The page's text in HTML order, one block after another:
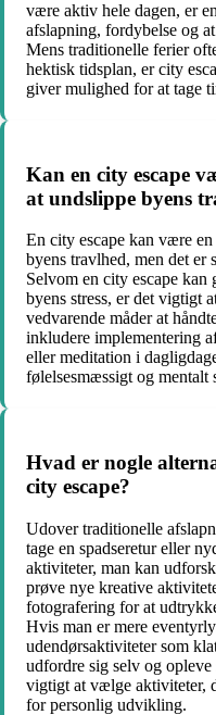
være aktiv hele dagen, er
afslapning, fordybelse og
Mens traditionelle ferier
hektisk tidsplan, er city
giver mulighed for at tage
Kan en city escape
at undslippe byens
En city escape kan være
byens travlhed, men det er
Selvom en city escape
byens stress, er det vigtigt
vedvarende måder at
inkludere implementering
eller meditation i
følelsesmæssigt og mentalt
Hvad er nogle
city escape?
Udover traditionelle
tage en spadseretur eller
aktiviteter, man kan
prøve nye kreative
fotografering for at
Hvis man er mere
udendørsaktiviteter som
udfordre sig selv og
vigtigt at vælge aktiviteter,
for personlig udvikling.